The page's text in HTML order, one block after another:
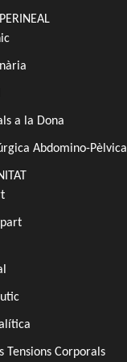
a la Dona
Abdomino-Pèlvica
Tensions Corporals